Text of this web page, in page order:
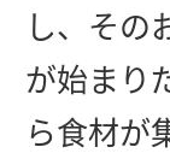
し、その
が始まり
ら食材が